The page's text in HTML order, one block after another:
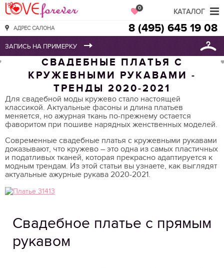
Love Forever
АДРЕС САЛОНА
0
8 (495) 645 19 08
СВАДЕБНЫЕ ПЛАТЬЯ С
КРУЖЕВНЫМИ РУКАВАМИ -
ТРЕНДЫ 2020-2021
Для свадебной моды кружево стало настоящей
классикой. Актуальные фасоны и длина платьев
меняется, но ажурная ткань по-прежнему остается
фаворитом при пошиве нарядных женственных моделей.
Современные свадебные платья с кружевными рукавами
доказывают, что кружево – это одна из самых пластичных
и податливых тканей, которая прекрасно адаптируется к
модным трендам. Из этой статьи вы узнаете, как выглядят
актуальные ажурные рукава 2020-2021.
Свадебное платье с прямым
рукавом
КАТАЛОГ